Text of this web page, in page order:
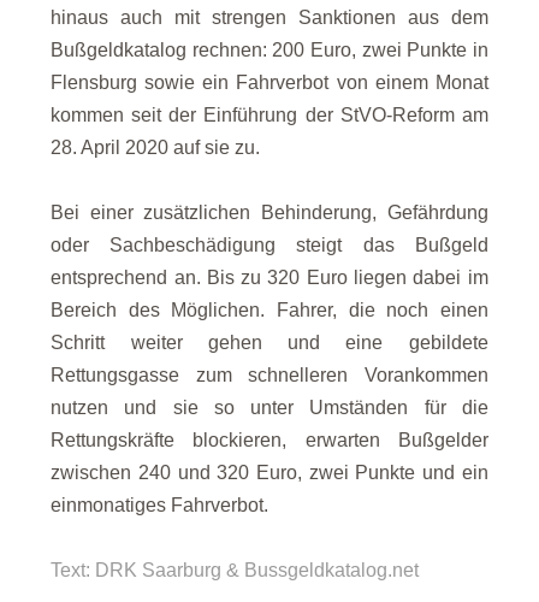
hinaus auch mit strengen Sanktionen aus dem
Bußgeldkatalog rechnen: 200 Euro, zwei Punkte in
Flensburg sowie ein Fahrverbot von einem Monat
kommen seit der Einführung der StVO-Reform am
28. April 2020 auf sie zu.
Bei einer zusätzlichen Behinderung, Gefährdung
oder Sachbeschädigung steigt das Bußgeld
entsprechend an. Bis zu 320 Euro liegen dabei im
Bereich des Möglichen. Fahrer, die noch einen
Schritt weiter gehen und eine gebildete
Rettungsgasse zum schnelleren Vorankommen
nutzen und sie so unter Umständen für die
Rettungskräfte blockieren, erwarten Bußgelder
zwischen 240 und 320 Euro, zwei Punkte und ein
einmonatiges Fahrverbot.
Text: DRK Saarburg & Bussgeldkatalog.net